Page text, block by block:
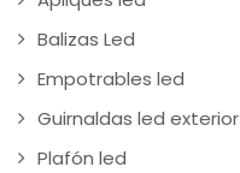
Balizas Led
Empotrables led
Guirnaldas led exterior
Plafón led